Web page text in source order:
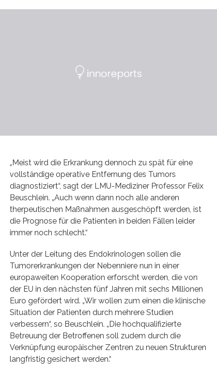
„Meist wird die Erkrankung dennoch zu spät für eine
vollständige operative Entfernung des Tumors
diagnostiziert“, sagt der LMU-Mediziner Professor Felix
Beuschlein. „Auch wenn dann noch alle anderen
therpeutischen Maßnahmen ausgeschöpft werden, ist
die Prognose für die Patienten in beiden Fällen leider
immer noch schlecht.“
Unter der Leitung des Endokrinologen sollen die
Tumorerkrankungen der Nebenniere nun in einer
europaweiten Kooperation erforscht werden, die von
der EU in den nächsten fünf Jahren mit sechs Millionen
Euro gefördert wird. „Wir wollen zum einen die klinische
Situation der Patienten durch mehrere Studien
verbessern“, so Beuschlein. „Die hochqualifizierte
Betreuung der Betroffenen soll zudem durch die
Verknüpfung europäischer Zentren zu neuen Strukturen
langfristig gesichert werden.“